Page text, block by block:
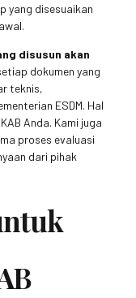
yang disesuaikan
disusun akan
dokumen yang
teknis,
ESDM. Hal
Anda. Kami juga
proses evaluasi
dari pihak